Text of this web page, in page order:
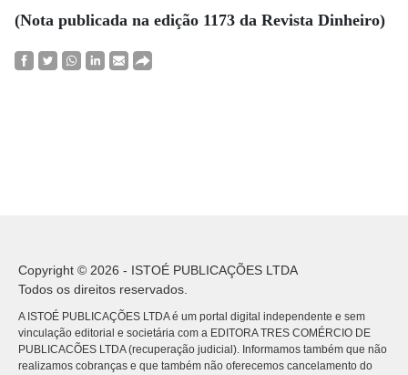
(Nota publicada na edição 1173 da Revista Dinheiro)
Copyright © 2026 - ISTOÉ PUBLICAÇÕES LTDA
Todos os direitos reservados.
A ISTOÉ PUBLICAÇÕES LTDA é um portal digital independente e sem
vinculação editorial e societária com a EDITORA TRES COMÉRCIO DE
PUBLICACÕES LTDA (recuperação judicial). Informamos também que não
realizamos cobranças e que também não oferecemos cancelamento do